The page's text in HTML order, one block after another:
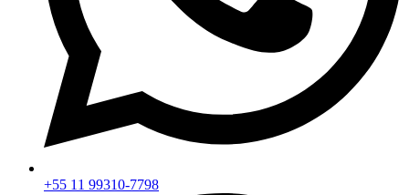
+55 11 99310-7798